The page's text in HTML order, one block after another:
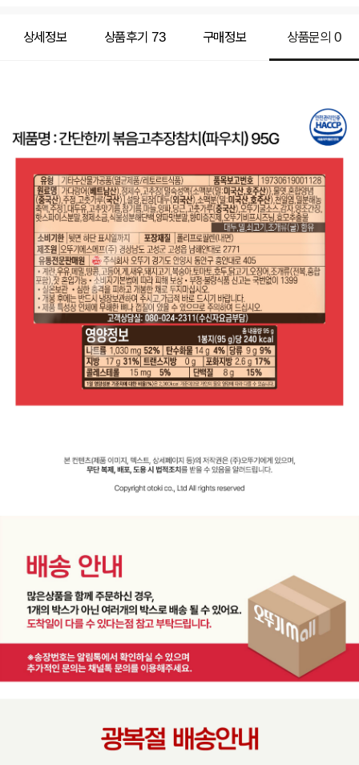
상세정보 상품후기 73 구매정보 상품문의0